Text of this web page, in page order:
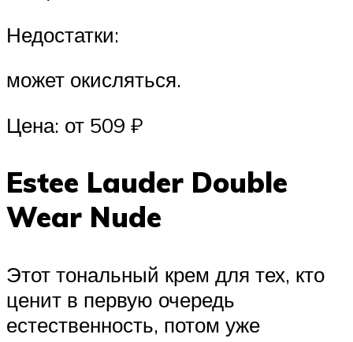
Недостатки:
может окисляться.
Цена: от 509 ₽
Estee Lauder Double
Wear Nude
Этот тональный крем для тех, кто
ценит в первую очередь
естественность, потом уже